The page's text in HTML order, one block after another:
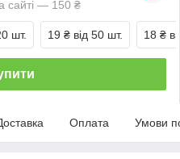
сайті — 150 ₴
шт. 19 ₴ від 50 шт. 18 ₴
Оплата Умови